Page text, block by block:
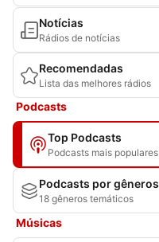
Notícias
Rádios de notícias
Recomendadas
Lista das melhores rádios
Podcasts
Top Podcasts
Podcasts mais populares
Podcasts por gêneros
18 gêneros temáticos
Músicas